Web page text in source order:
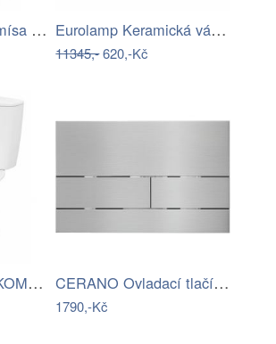
Wc kombi, pouze mísa Roca Nexo vario… Eurolamp Keramická váza 32x30,8 cm…
11345,-620,-Kč
CERSANIT - WC KOMBI 682 ARTECO CO 020 3… CERANO Ovladací tlačítko WC modulů Lite…
1790,-Kč